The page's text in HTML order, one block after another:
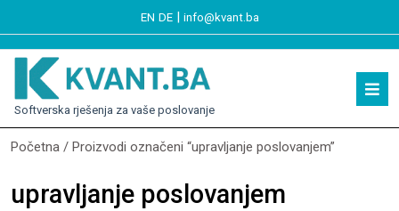
EN DE| info@kvant.ba
Softverska rješenja za vaše poslovanje
Početna / Proizvodi označeni “upravljanje poslovanjem”
upravljanje poslovanjem